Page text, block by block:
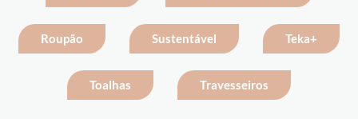
Roupão Sustentável Teka+
Toalhas Travesseiros